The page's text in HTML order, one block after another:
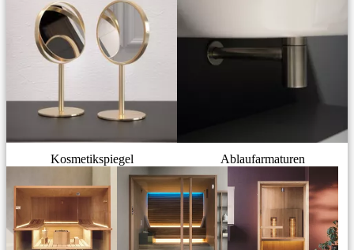
Kosmetikspiegel Ablaufarmaturen